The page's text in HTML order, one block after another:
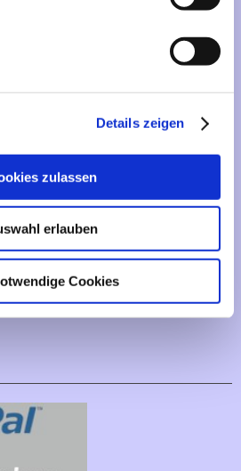
Details zeigen
zulassen
erlauben
Cookies